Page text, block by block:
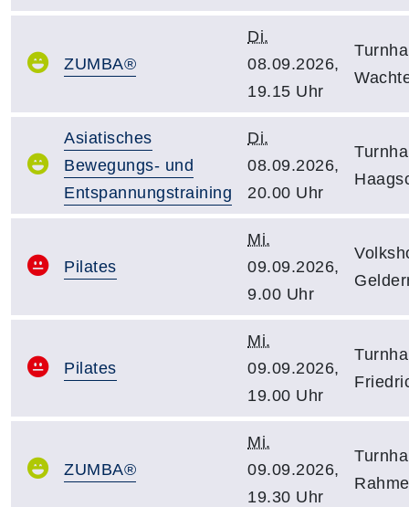
ZUMBA®
Di.
08.09.2026,
19.15 Uhr
Asiatisches
Bewegungs- und
Entspannungstraining
Di.
08.09.2026,
20.00 Uhr
Pilates
Mi.
09.09.2026,
9.00 Uhr
Pilates
Mi.
09.09.2026,
19.00 Uhr
ZUMBA®
Mi.
09.09.2026,
19.30 Uhr